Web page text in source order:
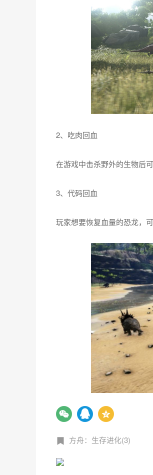
2、吃肉回血
在游戏中击杀野外的生物后
3、代码回血
玩家想要恢复血量的恐龙，
方舟：生存进化(3)